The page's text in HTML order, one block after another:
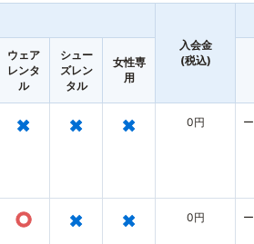
入会金
(税込)
ウェア
レンタ
ル
シュー
ズレン
タル
女性専
用
× × × 0円 ー
○ × × 0円 ー